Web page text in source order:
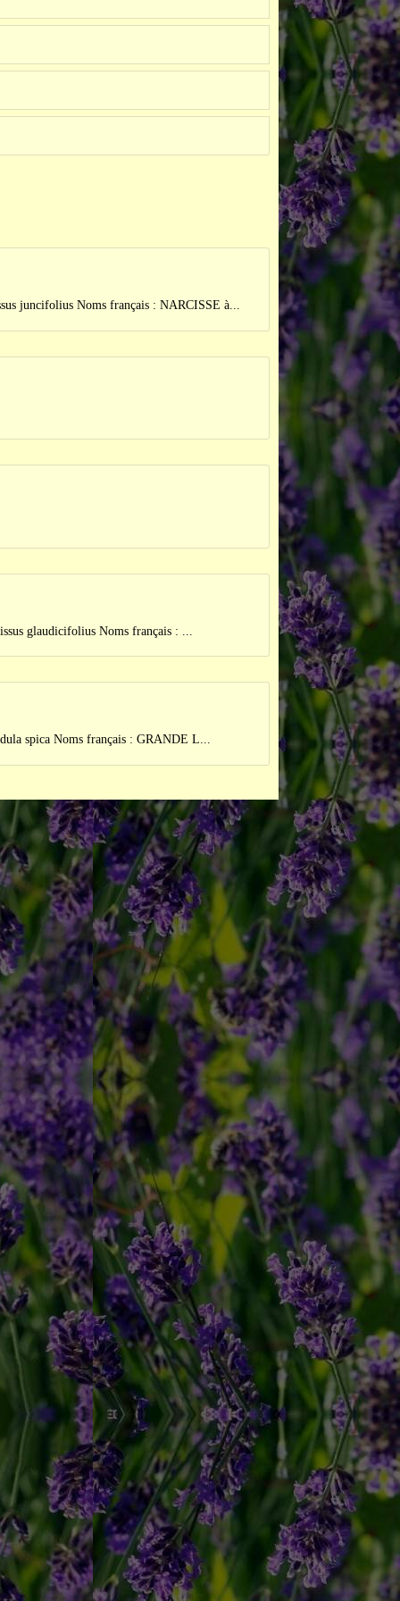
Noms français : NARCISSE à...
Noms français : ...
Noms français : GRANDE L...